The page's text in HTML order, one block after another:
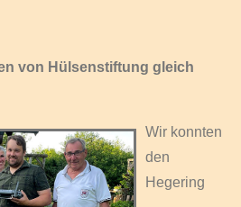
von Hülsenstiftung gleich
Wir konnten
den
Hegering